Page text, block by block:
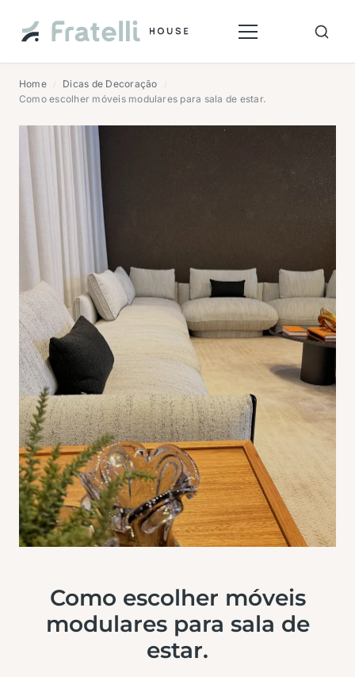
Home Dicas de Decoração
Como escolher móveis modulares para sala de estar.
Como escolher móveis
modulares para sala de
estar.